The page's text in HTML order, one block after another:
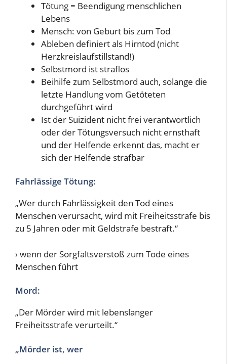
Tötung = Beendigung menschlichen
Lebens
Mensch: von Geburt bis zum Tod
Ableben definiert als Hirntod (nicht
Herzkreislaufstillstand!)
Selbstmord ist straflos
Beihilfe zum Selbstmord auch, solange die
letzte Handlung vom Getöteten
durchgeführt wird
Ist der Suizident nicht frei verantwortlich
oder der Tötungsversuch nicht ernsthaft
und der Helfende erkennt das, macht er
sich der Helfende strafbar
Fahrlässige Tötung:
„Wer durch Fahrlässigkeit den Tod eines
Menschen verursacht, wird mit Freiheitsstrafe bis
zu 5 Jahren oder mit Geldstrafe bestraft.“
› wenn der Sorgfaltsverstoß zum Tode eines
Menschen führt
Mord:
„Der Mörder wird mit lebenslanger
Freiheitsstrafe verurteilt.“
„Mörder ist, wer